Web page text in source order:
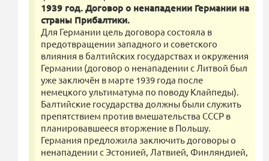
1939 год. Договор о ненападении Германии на
страны Прибалтики.
Для Германии цель договора состояла в
предотвращении западного и советского
влияния в балтийских государствах и окружения
Германии (договор о ненападении с Литвой был
уже заключён в марте 1939 года после
немецкого ультиматума по поводу Клайпеды).
Балтийские государства должны были служить
препятствием против вмешательства СССР в
планировавшееся вторжение в Польшу.
Германия предложила заключить договоры о
ненападении с Эстонией, Латвией, Финляндией,